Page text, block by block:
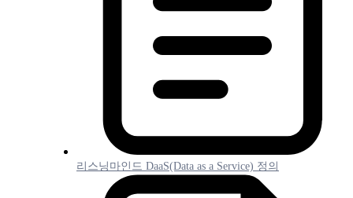
리스닝마인드 DaaS(Data as a Service) 정의